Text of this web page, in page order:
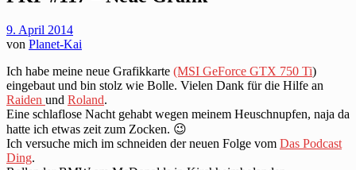
9. April 2014
von Planet-Kai
Ich habe meine neue Grafikkarte (MSI GeForce GTX 750 Ti)
eingebaut und bin stolz wie Bolle. Vielen Dank für die Hilfe an
Raiden und Roland.
Eine schlaflose Nacht gehabt wegen meinem Heuschnupfen, naja da
hatte ich etwas zeit zum Zocken. 😉
Ich versuche mich im schneiden der neuen Folge vom Das Podcast
Ding.